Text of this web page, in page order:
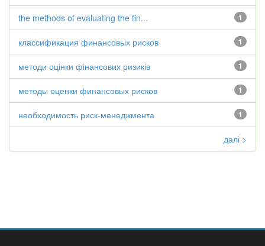
1
the methods of evaluating the fin...
1
классификация финансовых рисков
1
методи оцінки фінансових ризиків
1
методы оценки финансовых рисков
1
необходимость риск-менеджмента
далі >